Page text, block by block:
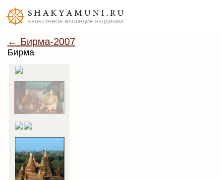
← Бирма-2007
Бирма